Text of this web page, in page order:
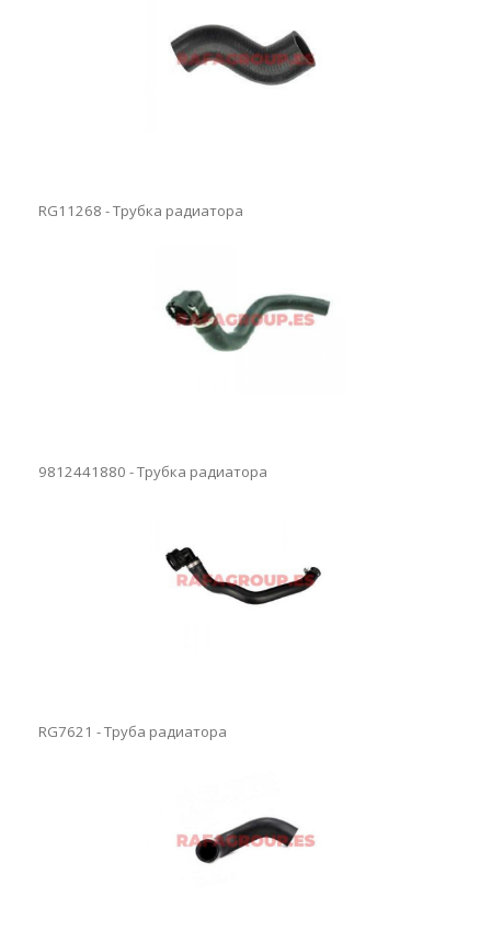
RG11268 - Трубка радиатора
9812441880 - Трубка радиатора
RG7621 - Труба радиатора